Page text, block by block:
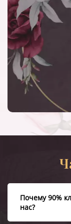
Почему 90%
нас?